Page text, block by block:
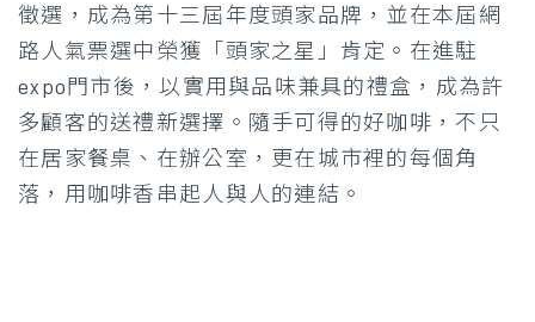
徵選，成為第十三屆年度頭家品牌，並在本屆網
路人氣票選中榮獲「頭家之星」肯定。在進駐
expo門市後，以實用與品味兼具的禮盒，成為許
多顧客的送禮新選擇。隨手可得的好咖啡，不只
在居家餐桌、在辦公室，更在城市裡的每個角
落，用咖啡香串起人與人的連結。